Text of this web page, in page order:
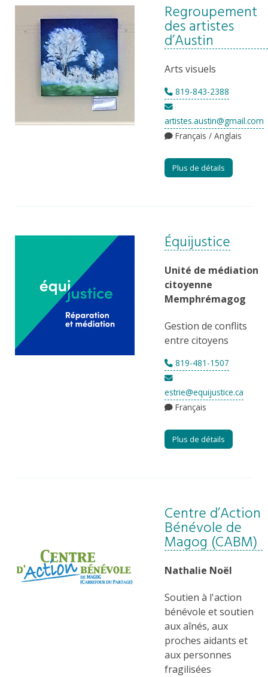
Regroupement
des artistes
d’Austin
Arts visuels
819-843-2388
artistes.austin@gmail.com
Français / Anglais
Plus de détails
Équijustice
Unité de médiation
citoyenne
Memphrémagog
Gestion de conflits
entre citoyens
819-481-1507
estrie@equijustice.ca
Français
Plus de détails
Centre d’Action
Bénévole de
Magog (CABM)
Nathalie Noël
Soutien à l'action
bénévole et soutien
aux aînés, aux
proches aidants et
aux personnes
fragilisées